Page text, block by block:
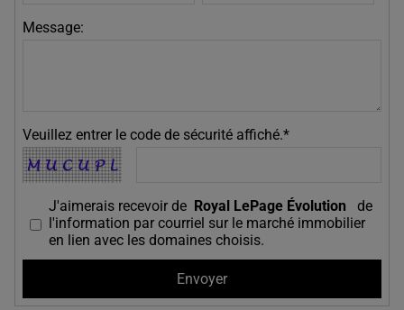
Message:
Veuillez entrer le code de sécurité affiché.*
J'aimerais recevoir de Royal LePage Évolution
de
l'information par courriel sur le marché immobilier
en lien avec les domaines choisis.